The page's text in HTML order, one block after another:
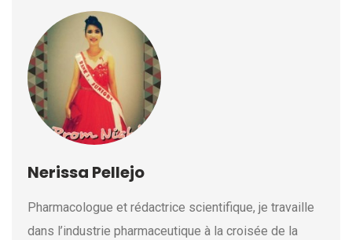
Nerissa Pellejo
Pharmacologue et rédactrice scientifique, je travaille
dans l’industrie pharmaceutique à la croisée de la